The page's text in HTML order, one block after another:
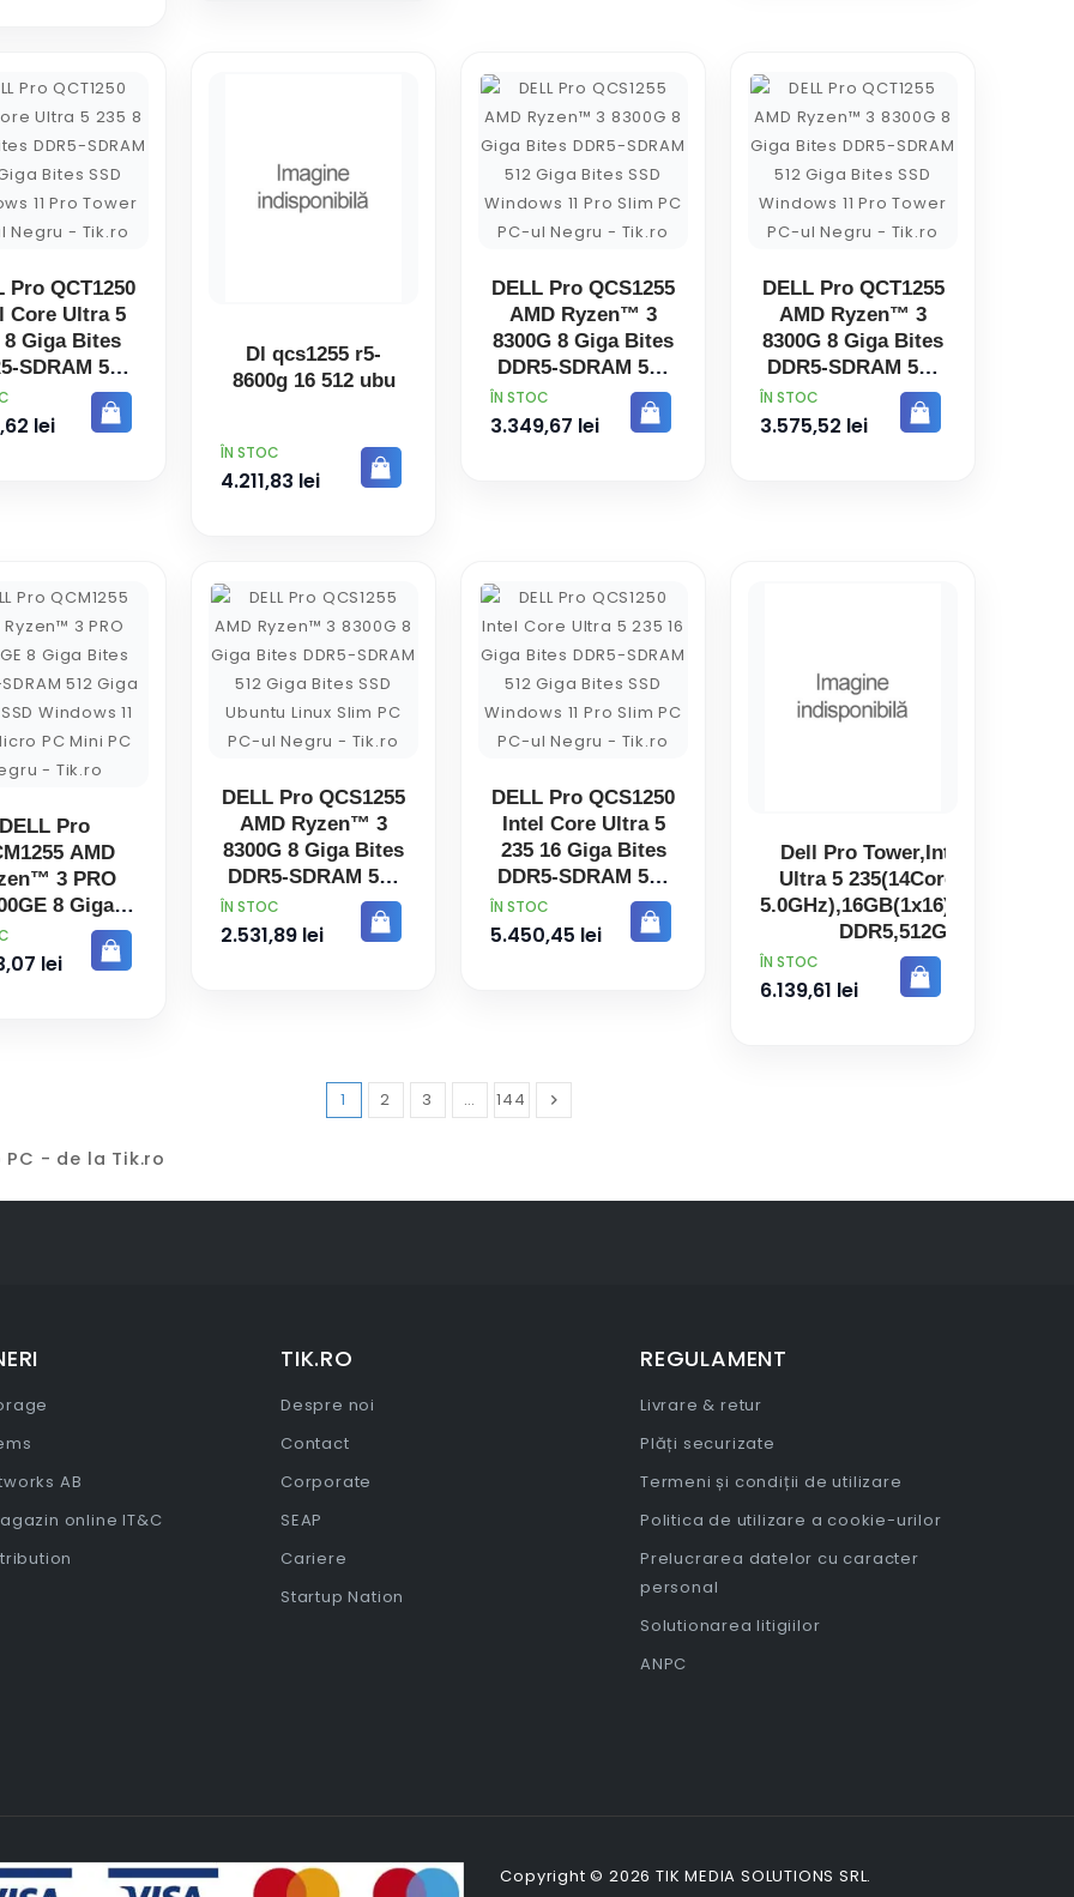
Pro QCT1250
Core Ultra 5
8 Giga Bites
SDRAM 512
Bites SSD
11 Pro
lei
Dl qcs1255 r5-
8600g 16 512 ubu
PRET
ÎN STOC
4.211,83 lei
DELL Pro QCS1255
AMD Ryzen™ 3
8300G 8 Giga Bites
DDR5-SDRAM 512
Giga Bites SSD
Windows 11 Pro
PRET
ÎN STOC
3.349,67 lei
DELL Pro QCT1255
AMD Ryzen™ 3
8300G 8 Giga Bites
DDR5-SDRAM 512
Giga Bites SSD
Windows 11 Pro
PRET
ÎN STOC
3.575,52 lei
DELL Pro
AMD
3 PRO
8 Giga
DDR5-
512 Giga
lei
DELL Pro QCS1255
AMD Ryzen™ 3
8300G 8 Giga Bites
DDR5-SDRAM 512
Giga Bites SSD
Ubuntu Linux Slim
PRET
ÎN STOC
2.531,89 lei
DELL Pro QCS1250
Intel Core Ultra 5
235 16 Giga Bites
DDR5-SDRAM 512
Giga Bites SSD
Windows 11 Pro
PRET
ÎN STOC
5.450,45 lei
Dell Pro Tower,Intel Core
Ultra 5 235(14Cores up to
5.0GHz),16GB(1x16)5600MT/s
DDR5,512GB
SSD,DVD+/-,Intel Integrated
Graphics,W
PRET
ÎN STOC
6.139,61 lei
1 2 3 … 144 Inainte

PC - de la Tik.ro
AB
online IT&C
TIK.RO
Despre noi
Contact
Corporate
SEAP
Cariere
Startup Nation
REGULAMENT
Livrare & retur
Plăți securizate
Termeni și condiții de utilizare
Politica de utilizare a cookie-urilor
Prelucrarea datelor cu caracter
personal
Solutionarea litigiilor
ANPC
Copyright © 2026 TIK MEDIA SOLUTIONS SRL.